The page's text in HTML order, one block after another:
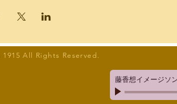
All Rights Reserved.
藤香想イメージソ